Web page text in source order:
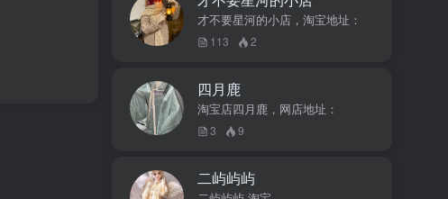
才不要星河的小店，淘宝地址：
113 2
四月鹿
淘宝店四月鹿，网店地址：
3 9
二屿屿屿